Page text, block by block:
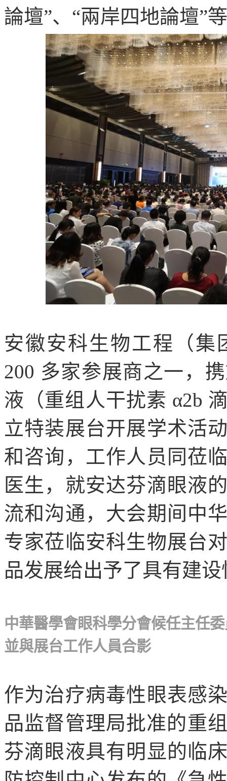
論壇”、“兩岸四地論壇”
安徽安科生物工程（集
200 多家参展商之一，
液（重组人干扰素 α2b
立特装展台开展学术活
和咨询，工作人员同莅
医生，就安达芬滴眼液
流和沟通，大会期间中
专家莅临安科生物展台
品发展给出予了具有建
中華醫學會眼科學分會候任主任
並與展台工作人員合影
作为治疗病毒性眼表感
品监督管理局批准的重
芬滴眼液具有明显的临